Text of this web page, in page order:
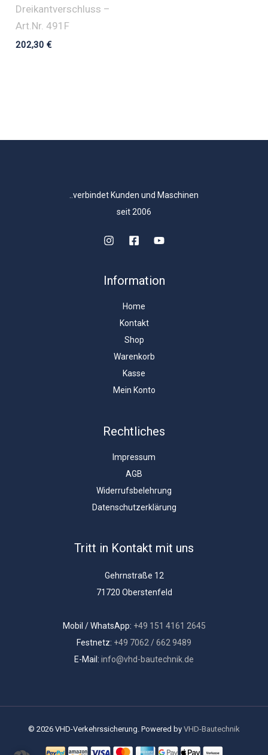
Dreikantverschluss –
Art.Nr. 491F
202,30€
..verbindet Kunden und Maschinen
seit 2006
Information
Home
Kontakt
Shop
Warenkorb
Kasse
Mein Konto
Rechtliches
Impressum
AGB
Widerrufsbelehrung
Datenschutzerklärung
Tritt in Kontakt mit uns
Gehrnstraße 12
71720 Oberstenfeld
Mobil / WhatsApp: +49 151 4161 2645
Festnetz: +49 7062 / 662 9489
E-Mail: info@vhd-bautechnik.de
© 2026 VHD-Verkehrssicherung. Powered by VHD-Bautechnik